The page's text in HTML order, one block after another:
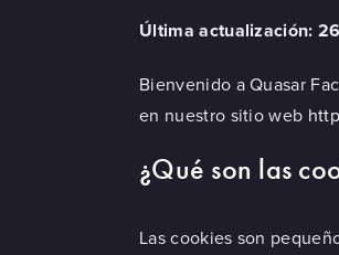
Última actualización:
Bienvenido a Quasar
en nuestro sitio web
¿Qué son las
Las cookies son